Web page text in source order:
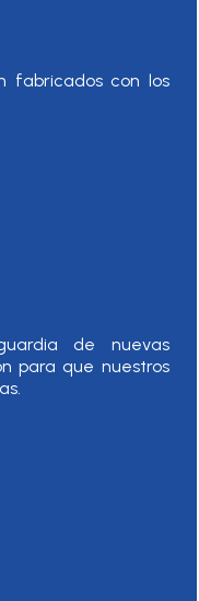
fabricados con los
de nuevas
para que nuestros